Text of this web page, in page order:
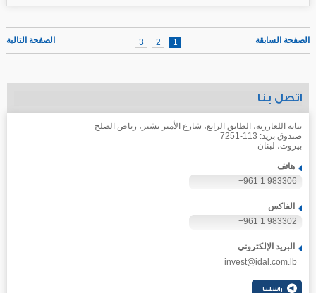
الصفحة التالية 1
2
3 الصفحة السابقة
اتصل بنا
بناية اللعازرية، الطابق الرابع، شارع الأمير بشير، رياض الصلح
صندوق بريد: 113-7251
بيروت، لبنان
هاتف
+961 1 983306
الفاكس
+961 1 983302
البريد الإلكتروني
invest@idal.com.lb